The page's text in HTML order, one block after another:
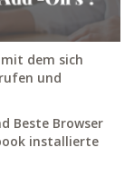
dem sich
und
Beste Browser
installierte